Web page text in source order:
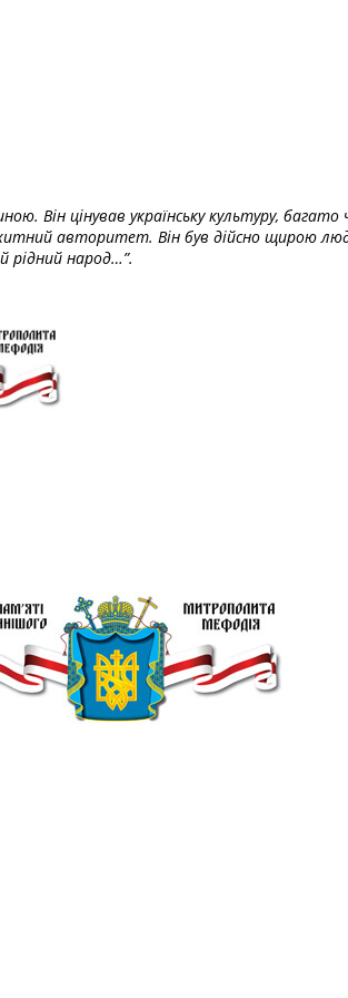
Він цінував українську культуру,
авторитет. Він був дійсно щирою
рідний народ…”.